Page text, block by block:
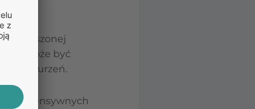
zwiększonej
i może być
zaburzeń.
intensywnych